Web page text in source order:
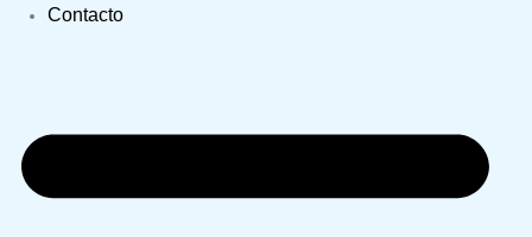
Contacto